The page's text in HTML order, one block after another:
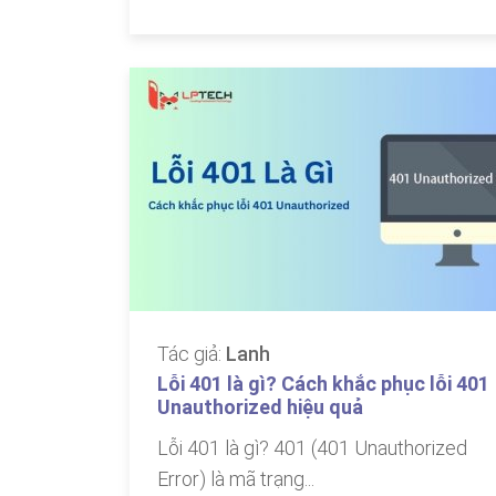
Tác giả: Lanh
Lỗi 401 là gì? Cách khắc phục lỗi 401
Unauthorized hiệu quả
Lỗi 401 là gì? 401 (401 Unauthorized
Error) là mã trạng...